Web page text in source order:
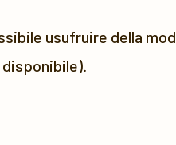
usufruire della